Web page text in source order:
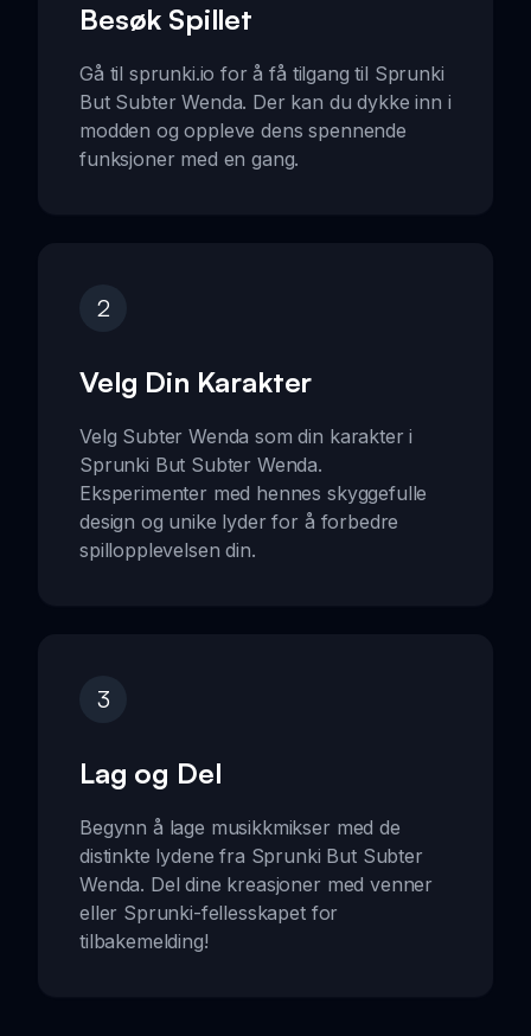
Besøk Spillet
Gå til sprunki.io for å få tilgang til Sprunki
But Subter Wenda. Der kan du dykke inn i
modden og oppleve dens spennende
funksjoner med en gang.
2
Velg Din Karakter
Velg Subter Wenda som din karakter i
Sprunki But Subter Wenda.
Eksperimenter med hennes skyggefulle
design og unike lyder for å forbedre
spillopplevelsen din.
3
Lag og Del
Begynn å lage musikkmikser med de
distinkte lydene fra Sprunki But Subter
Wenda. Del dine kreasjoner med venner
eller Sprunki-fellesskapet for
tilbakemelding!